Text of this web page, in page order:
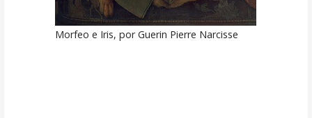
Morfeo e Iris, por Guerin Pierre Narcisse